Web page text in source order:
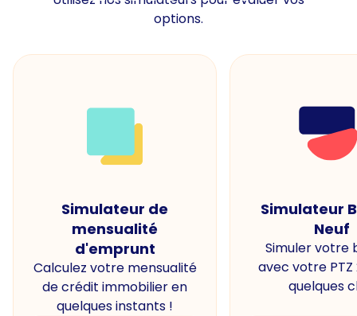
options.
Simulateur de
mensualité
d'emprunt
Calculez votre mensualité
de crédit immobilier en
quelques instants !
Simulateur
Neuf
Simuler votre
avec votre PTZ
quelques